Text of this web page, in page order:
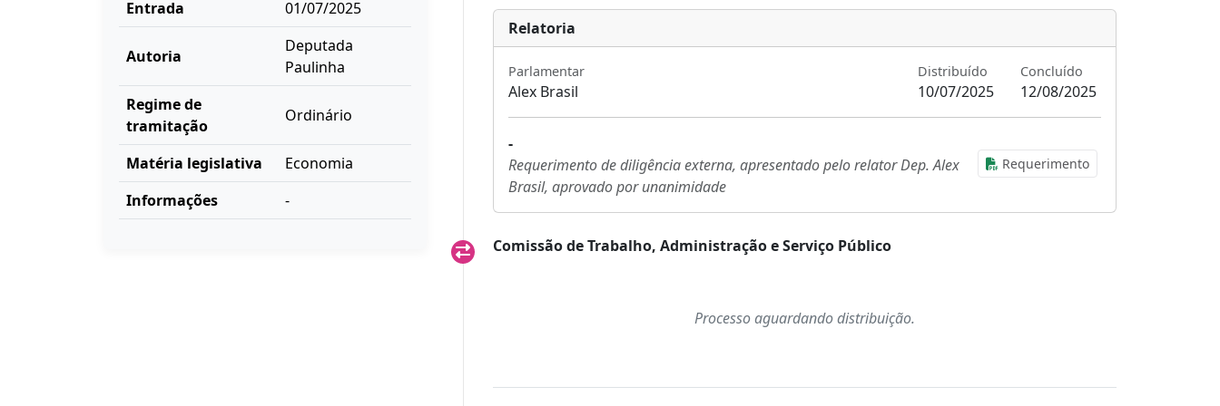
Entrada 01/07/2025
Autoria
Deputada
Paulinha
Regime de
tramitação
Ordinário
Matéria legislativa
Economia
Informações
-
Relatoria
Parlamentar Distribuído Concluído
Alex Brasil 10/07/2025 12/08/2025
-
Requerimento de diligência externa, apresentado pelo relator Dep. Alex
Brasil, aprovado por unanimidade
Requerimento
Comissão de Trabalho, Administração e Serviço Público
Processo aguardando distribuição.